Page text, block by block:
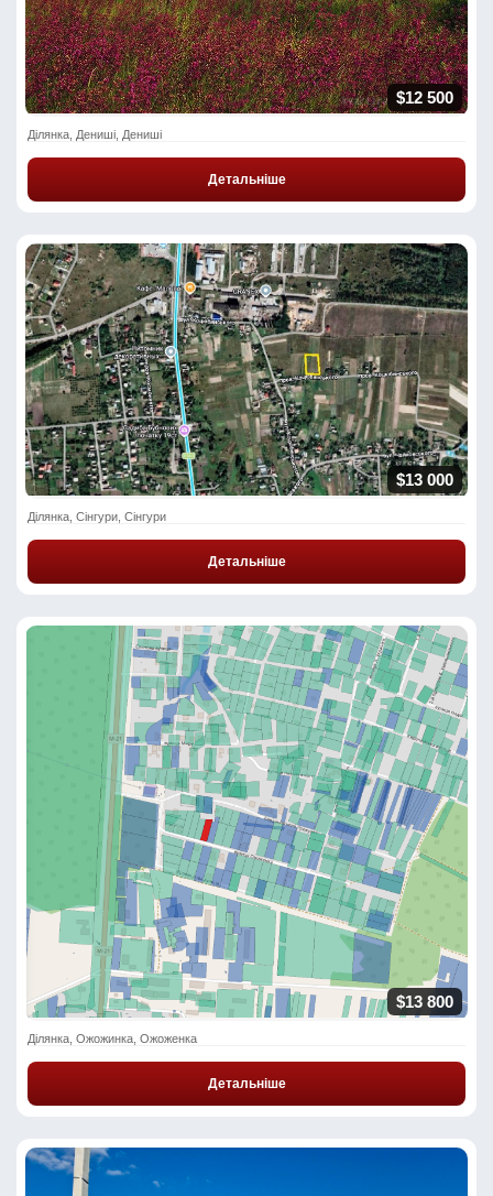
$12 500
Ділянка, Дениші, Дениші
Детальніше
$13 000
Ділянка, Сінгури, Сінгури
Детальніше
$13 800
Ділянка, Ожожинка, Ожоженка
Детальніше